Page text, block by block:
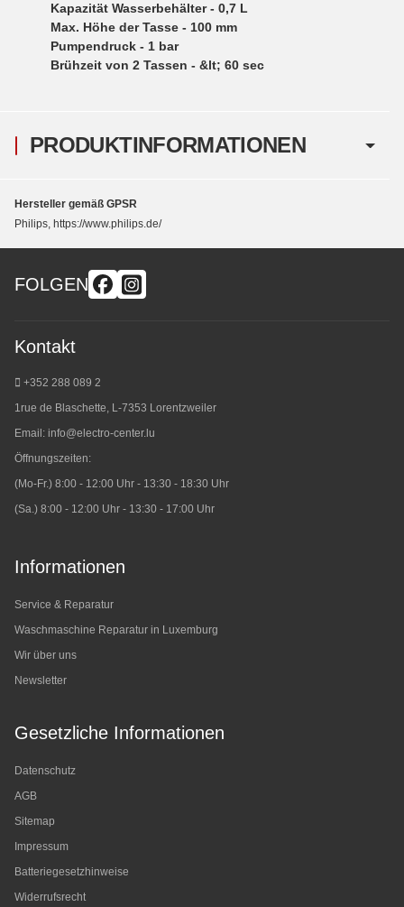
PRODUKTINFORMATIONEN
Kapazität Wasserbehälter- 0,7 L
Max. Höhe der Tasse - 100 mm
Pumpendruck - 1 bar
Brühzeit von 2 Tassen - &lt; 60 sec
Hersteller gemäß GPSR
Philips, https://www.philips.de/
FOLGEN
Kontakt
+352 288 089 2
1rue de Blaschette, L-7353 Lorentzweiler
Email: info@electro-center.lu
Öffnungszeiten:
(Mo-Fr.) 8:00 - 12:00 Uhr - 13:30 - 18:30 Uhr
(Sa.) 8:00 - 12:00 Uhr - 13:30 - 17:00 Uhr
Informationen
Service & Reparatur
Waschmaschine Reparatur in Luxemburg
Wir über uns
Newsletter
Gesetzliche Informationen
Datenschutz
AGB
Sitemap
Impressum
Batteriegesetzhinweise
Widerrufsrecht